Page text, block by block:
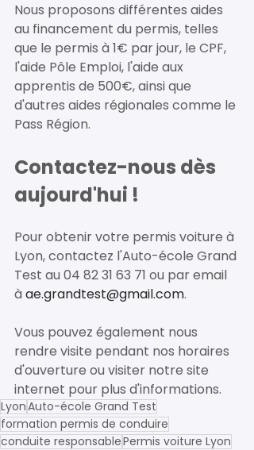
Nous proposons différentes aides
au financement du permis, telles
que le permis à 1€ par jour, le CPF,
l'aide Pôle Emploi, l'aide aux
apprentis de 500€, ainsi que
d'autres aides régionales comme le
Pass Région.
Contactez-nous dès
aujourd'hui !
Pour obtenir votre permis voiture à
Lyon, contactez l'Auto-école Grand
Test au 04 82 31 63 71 ou par email
à ae.grandtest@gmail.com.
Vous pouvez également nous
rendre visite pendant nos horaires
d'ouverture ou visiter notre site
internet pour plus d'informations.
LyonAuto-école Grand Test
formation permis de conduire
conduite responsablePermis voiture Lyon